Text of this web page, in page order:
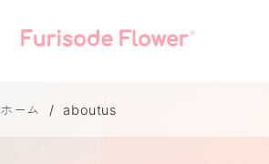
ホーム aboutus